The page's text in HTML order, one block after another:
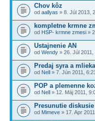
Chov kôz
od aallyas » 8. Júl 2013,
kompletne krmne
od HSP- krmne zmesi »
Ustajnenie AN
od Wendy » 26. Júl 2011,
Predaj syra a mlieka
od Nell » 7. Jún 2011,
POP a plemenne
od Nell » 12. Máj 2011,
Presunutie
od Mimeve » 17. Apr